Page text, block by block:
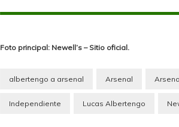
Foto principal: Newell’s – Sitio oficial.
albertengo a arsenal Arsenal
Independiente Lucas Albertengo